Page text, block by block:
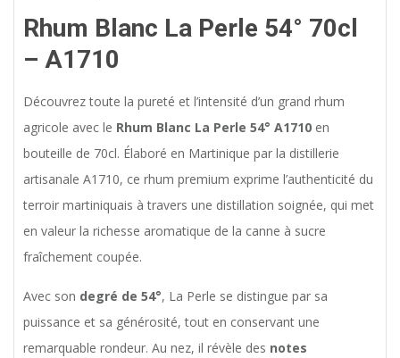
Rhum Blanc La Perle 54° 70cl
– A1710
Découvrez toute la pureté et l’intensité d’un grand rhum
agricole avec le Rhum Blanc La Perle 54° A1710 en
bouteille de 70cl. Élaboré en Martinique par la distillerie
artisanale A1710, ce rhum premium exprime l’authenticité du
terroir martiniquais à travers une distillation soignée, qui met
en valeur la richesse aromatique de la canne à sucre
fraîchement coupée.
Avec son degré de 54°, La Perle se distingue par sa
puissance et sa générosité, tout en conservant une
remarquable rondeur. Au nez, il révèle des notes